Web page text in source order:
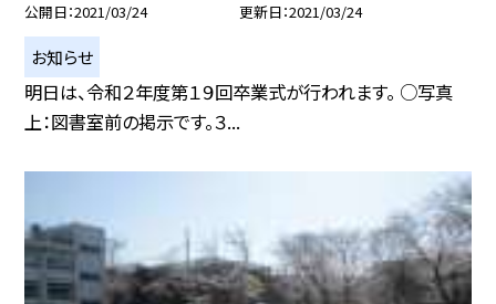
公開日 2021/03/24 更新日 2021/03/24
お知らせ
明日は、令和２年度第１９回卒業式が行われます。 ○写真
上：図書室前の掲示です。３...